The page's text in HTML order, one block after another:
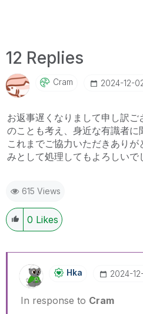
12 Replies
Cram ‎2024-12-
お返事遅くなりまして申し訳ご
のことも考え、身近な有識者に
これまでご協力いただきあり
みとして処理してもよろしいで
615 Views
0 Likes
Hka ‎2024-
In response to Cram